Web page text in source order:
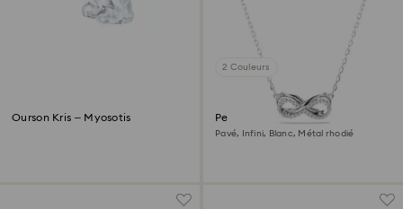
Ourson Kris – Myosotis
2 Couleurs
Pendentif Hyperbola
Pavé, Infini, Blanc, Métal rhodié